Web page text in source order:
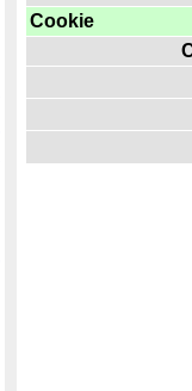
Cookie